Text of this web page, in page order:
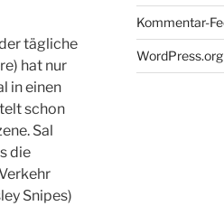
tägliche
hat nur
in einen
schon
Sal
die
Snipes)
Kommentar-
WordPress.org